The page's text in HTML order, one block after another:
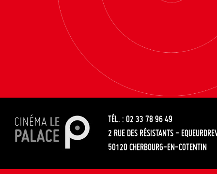
TÉL. : 02 33 78 96 49
2 RUE DES RÉSISTANTS -
50120 CHERBOURG-EN-COTENTIN